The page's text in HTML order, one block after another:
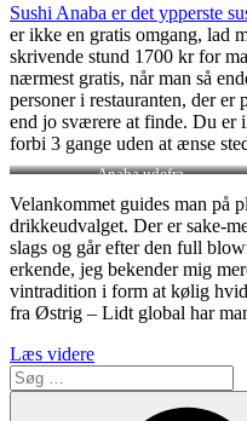
Sushi Anaba er det ypperste
er ikke en gratis omgang, lad
skrivende stund 1700 kr for
nærmest gratis, når man så
personer i restauranten, der er
end jo sværere at finde. Du er
forbi 3 gange uden at ænse
Anaba udefra
Velankommet guides man på
drikkeudvalget. Der er sake-
slags og går efter den full
erkende, jeg bekender mig
vintradition i form at kølig
fra Østrig – Lidt global har
Læs videre“Sushi
er
Søg
efter: